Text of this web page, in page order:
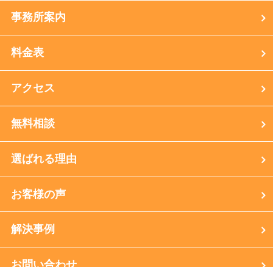
事務所案内
料金表
アクセス
無料相談
選ばれる理由
お客様の声
解決事例